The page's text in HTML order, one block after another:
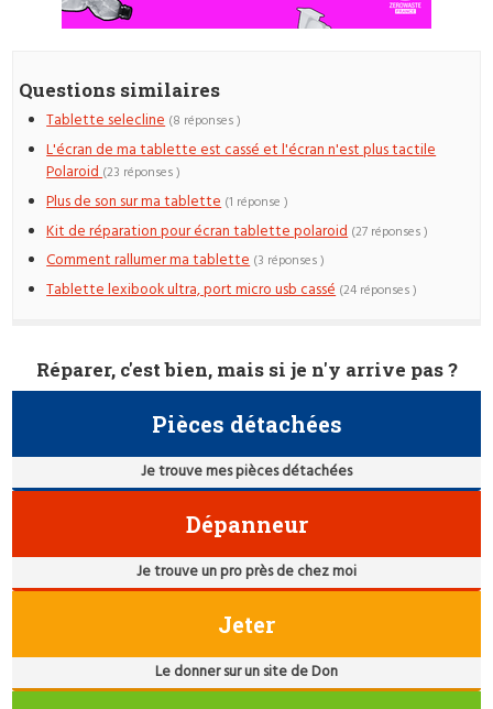
Questions similaires
Tablette selecline (8 réponses )
L'écran de ma tablette est cassé et l'écran n'est plus tactile
Polaroid(23 réponses )
Plus de son sur ma tablette (1 réponse )
Kit de réparation pour écran tablette polaroid (27 réponses )
Comment rallumer ma tablette (3 réponses )
Tablette lexibook ultra, port micro usb cassé (24 réponses )
Réparer, c'est bien, mais si je n'y arrive pas ?
Pièces détachées
Je trouve mes pièces détachées
Dépanneur
Je trouve un pro près de chez moi
Jeter
Le donner sur un site de Don